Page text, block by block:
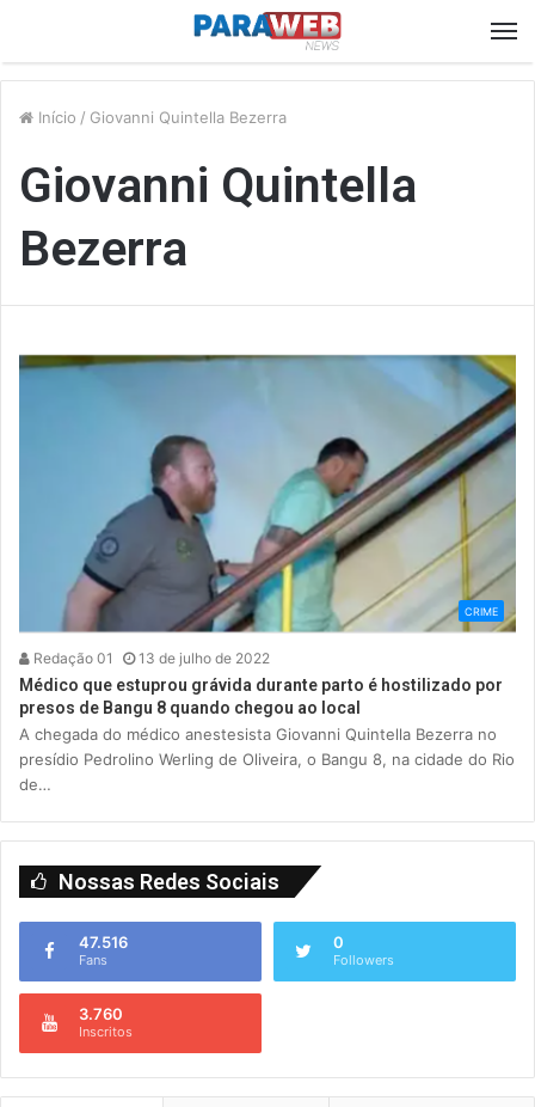
Início / Giovanni Quintella Bezerra
Giovanni Quintella
Bezerra
CRIME
Redação 01 13 de julho de 2022
Médico que estuprou grávida durante parto é hostilizado por
presos de Bangu 8 quando chegou ao local
A chegada do médico anestesista Giovanni Quintella Bezerra no
presídio Pedrolino Werling de Oliveira, o Bangu 8, na cidade do Rio
de…
Nossas Redes Sociais
47.516
Fans
0
Followers
3.760
Inscritos